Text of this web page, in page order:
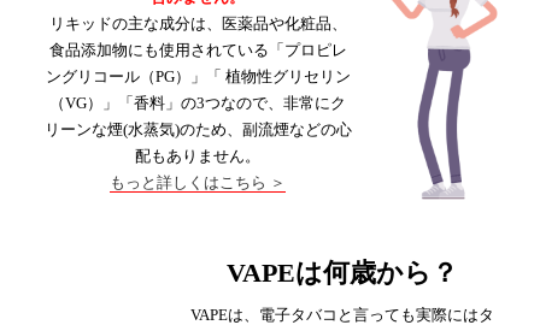
リキッドの主な成分は、医薬品や化粧品、
食品添加物にも使用されている「プロピレ
ングリコール（PG）」「 植物性グリセリン
（VG）」「香料」の3つなので、 非常にク
リーンな煙(水蒸気)のため、副流煙などの心
配もありません。
もっと詳しくはこちら ＞
VAPEは何歳から？
VAPEは、電子タバコと言っても実際にはタ